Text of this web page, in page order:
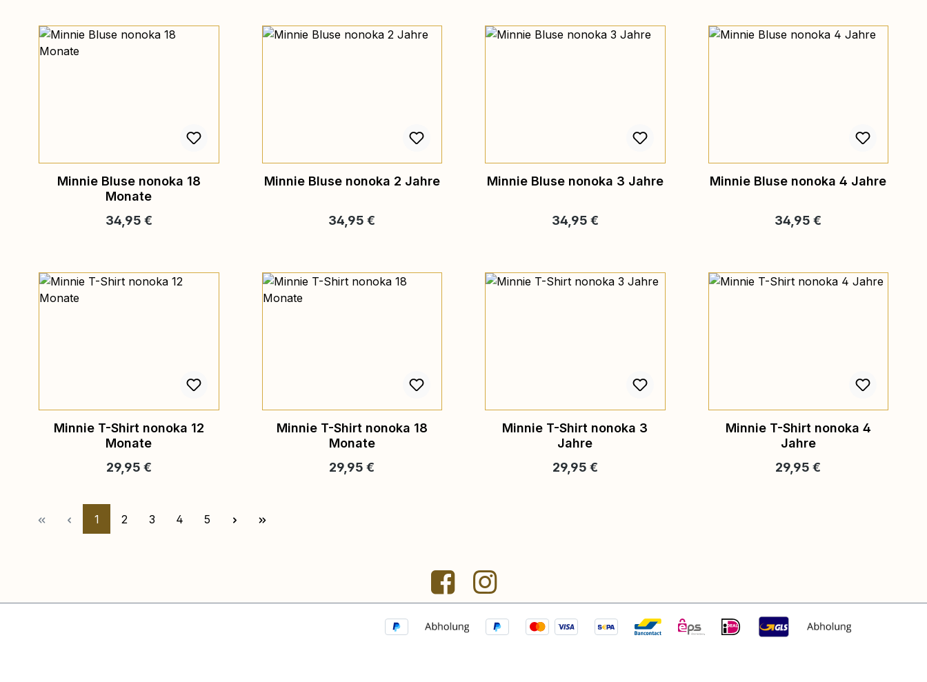
Minnie Bluse nonoka 18
Monate
Regulärer Preis:
34,95 €
Minnie Bluse nonoka 2 Jahre
Regulärer Preis:
34,95 €
Minnie Bluse nonoka 3 Jahre
Regulärer Preis:
34,95 €
Minnie Bluse nonoka 4 Jahre
Regulärer Preis:
34,95 €
Minnie T-Shirt nonoka 12
Monate
Regulärer Preis:
29,95 €
Minnie T-Shirt nonoka 18
Monate
Regulärer Preis:
29,95 €
Minnie T-Shirt nonoka 3
Jahre
Regulärer Preis:
29,95 €
Minnie T-Shirt nonoka 4
Jahre
Regulärer Preis:
29,95 €
Seite
1 Seite
2 Seite
3 Seite
4 Seite
5